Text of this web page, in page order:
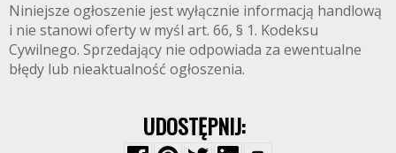
Niniejsze ogłoszenie jest wyłącznie informacją handlową
i nie stanowi oferty w myśl art. 66, § 1. Kodeksu
Cywilnego. Sprzedający nie odpowiada za ewentualne
błędy lub nieaktualność ogłoszenia.
UDOSTĘPNIJ: